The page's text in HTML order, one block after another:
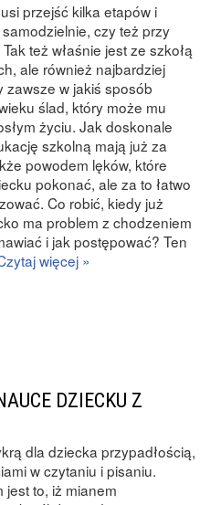
przejść kilka etapów i
czy też przy
też właśnie jest ze szkołą
ale również najbardziej
zawsze w jakiś sposób
ślad, który może mu
życiu. Jak doskonale
szkolną mają już za
powodem lęków, które
pokonać, ale za to łatwo
Co robić, kiedy już
ma problem z chodzeniem
i jak postępować? Ten
więcej »
DZIECKU Z
dla dziecka przypadłością,
w czytaniu i pisaniu.
to, iż mianem